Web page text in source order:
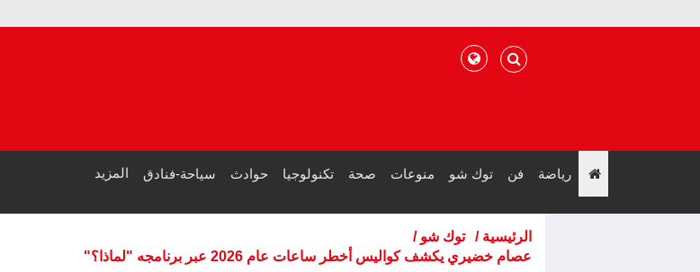
رياضة فن توك شو منوعات صحة تكنولوجيا حوادث سياحة-فنادق المزيد
الرئيسية / توك شو /
عصام خضيري يكشف كواليس أخطر ساعات عام 2026 عبر برنامجه "لماذا؟"